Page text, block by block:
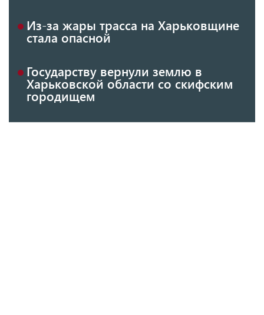
Из-за жары трасса на Харьковщине
стала опасной
Государству вернули землю в
Харьковской области со скифским
городищем